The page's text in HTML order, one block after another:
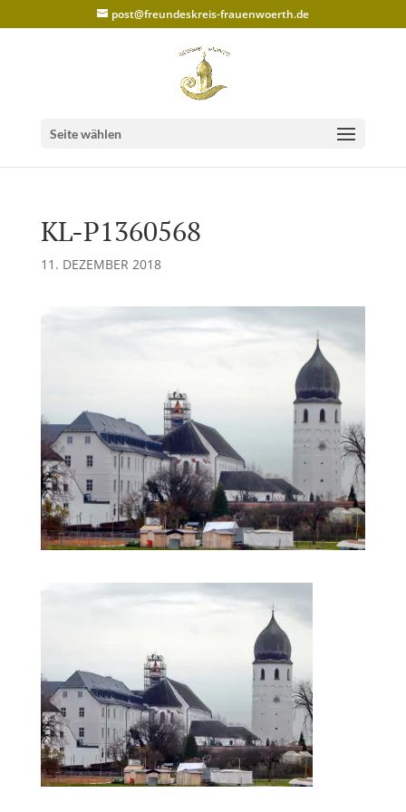
post@freundeskreis-frauenwoerth.de
Seite wählen
KL-P1360568
11. DEZEMBER 2018